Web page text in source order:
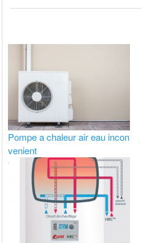
Pompe a chaleur air eau incon
venient